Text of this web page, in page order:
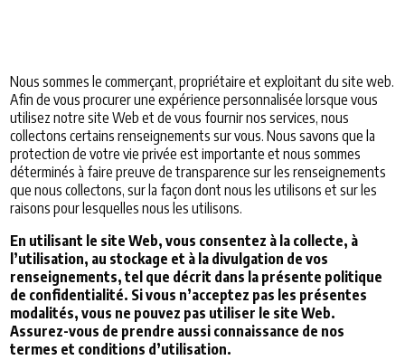
Nous sommes le commerçant, propriétaire et exploitant du site web.
Afin de vous procurer une expérience personnalisée lorsque vous
utilisez notre site Web et de vous fournir nos services, nous
collectons certains renseignements sur vous. Nous savons que la
protection de votre vie privée est importante et nous sommes
déterminés à faire preuve de transparence sur les renseignements
que nous collectons, sur la façon dont nous les utilisons et sur les
raisons pour lesquelles nous les utilisons.
En utilisant le site Web, vous consentez à la collecte, à
l’utilisation, au stockage et à la divulgation de vos
renseignements, tel que décrit dans la présente politique
de confidentialité. Si vous n’acceptez pas les présentes
modalités, vous ne pouvez pas utiliser le site Web.
Assurez-vous de prendre aussi connaissance de nos
termes et conditions d’utilisation.